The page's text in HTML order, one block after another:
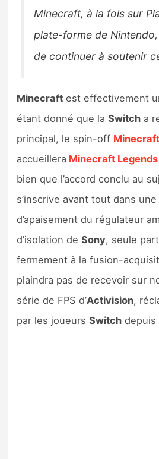
Minecraft, à la fois sur
plate-forme de
de continuer à soutenir
Minecraft est effectivement
étant donné que laSwitch a
principal, le spin-off
accueillera Minecraft Legends
bien que l’accord conclu au
s’inscrive avant tout dans
d’apaisement du régulateur
d’isolation deSony, seule
fermement à la fusion-
plaindra pas de recevoir sur
série de FPS d’Activision,
par les joueursSwitch depuis